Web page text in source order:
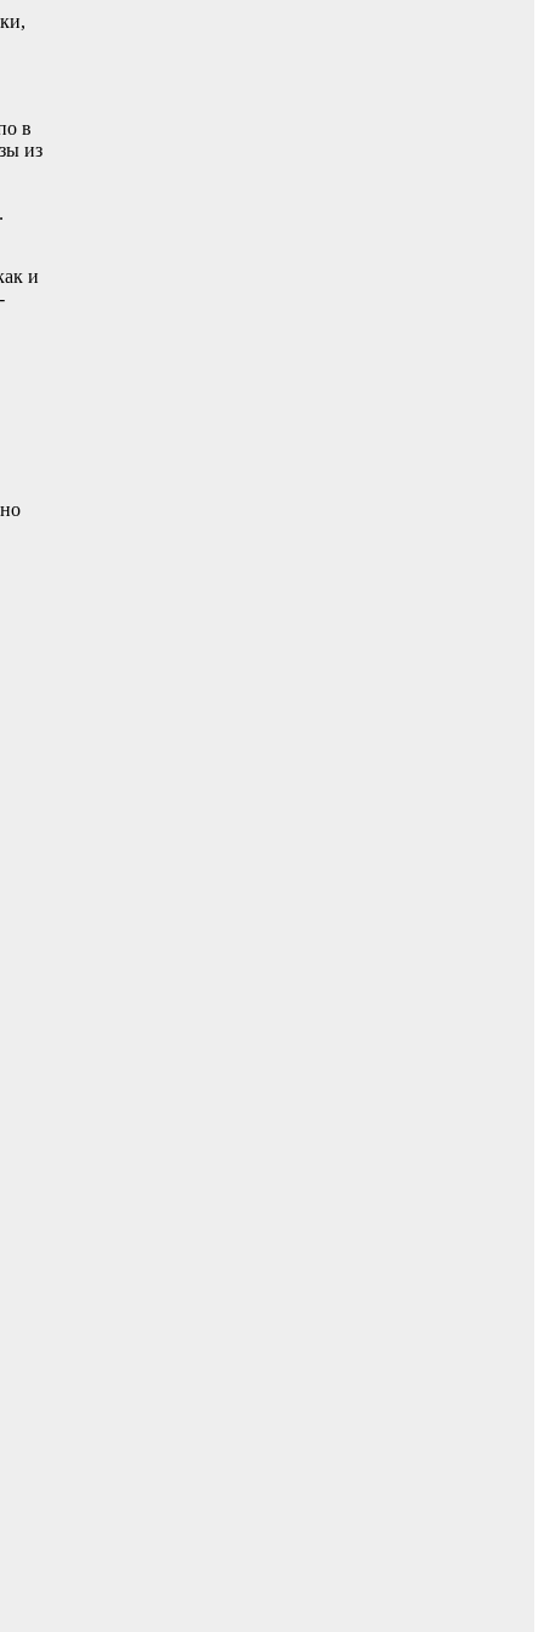
в
из
и